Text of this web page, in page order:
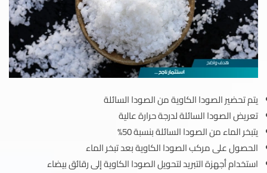
يتم تحضير الصودا الكاوية من الصودا السائلة
تعريض الصودا السائلة لدرجة حرارة عالية
يتبخر الماء من الصودا السائلة بنسبة 50%
الحصول على مركب الصودا الكاوية بعد تبخر الماء
استخدام أجهزة التبريد لتحويل الصودا الكاوية إلى رقائق بيضاء